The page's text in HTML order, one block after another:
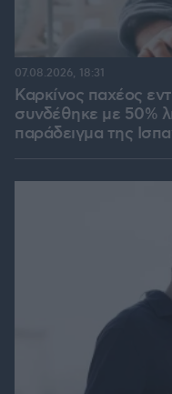
Καρκίνος παχέος
συνδέθηκε με 50%
παράδειγμα της
07.08.2026, 18:31